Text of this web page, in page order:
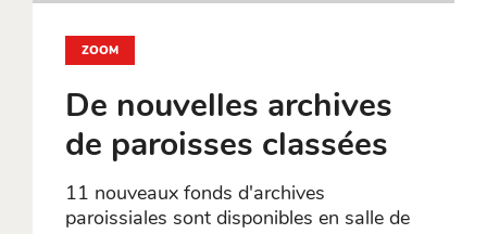
ZOOM
De nouvelles archives
de paroisses classées
11 nouveaux fonds d'archives
paroissiales sont disponibles en salle de